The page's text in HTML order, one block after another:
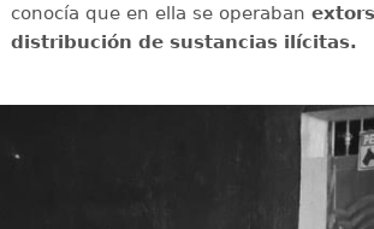
conocía que en ella se operaban
distribución de sustancias ilícitas.